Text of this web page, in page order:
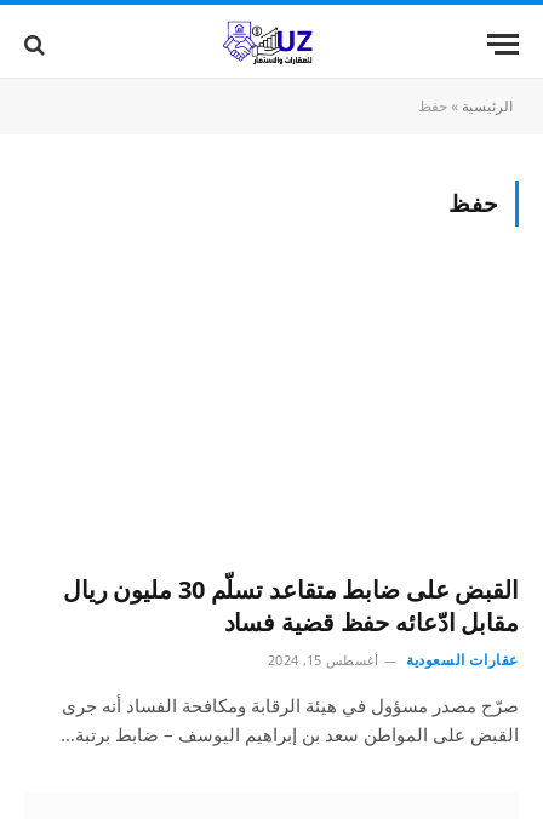
الرئيسية »حفظ
حفظ
القبض على ضابط متقاعد تسلّم 30 مليون ريال
مقابل ادّعائه حفظ قضية فساد
عقارات السعودية أغسطس 15, 2024
صرّح مصدر مسؤول في هيئة الرقابة ومكافحة الفساد أنه جرى
القبض على المواطن سعد بن إبراهيم اليوسف – ضابط برتبة…